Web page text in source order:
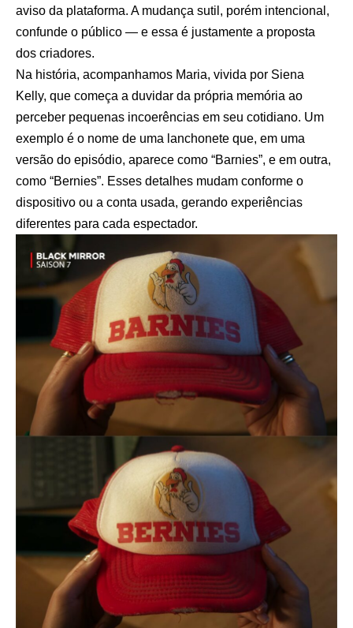
aviso da plataforma. A mudança sutil, porém intencional,
confunde o público — e essa é justamente a proposta
dos criadores.
Na história, acompanhamos Maria, vivida por Siena
Kelly, que começa a duvidar da própria memória ao
perceber pequenas incoerências em seu cotidiano. Um
exemplo é o nome de uma lanchonete que, em uma
versão do episódio, aparece como “Barnies”, e em outra,
como “Bernies”. Esses detalhes mudam conforme o
dispositivo ou a conta usada, gerando experiências
diferentes para cada espectador.